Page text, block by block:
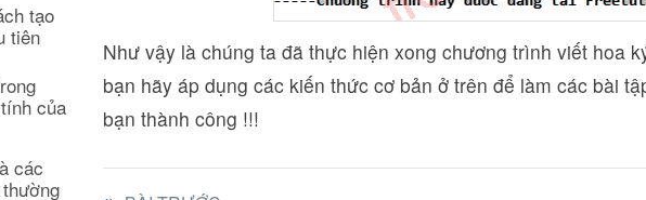
tạo
tiên
của
các
Như vậy là chúng ta đã thực hiện xong chương trình viết hoa
bạn hãy áp dụng các kiến thức cơ bản ở trên để làm các bài
bạn thành công !!!